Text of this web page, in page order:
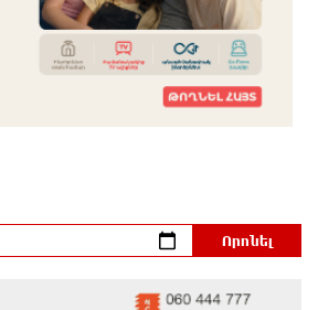
Սարով գյուղում տանը 18-ամյա աղջկա
10 ժամ առաջ
տնօրենը գրել է
Երևանում․ կոտրել են «Հույս
հիմնադրամի շենքի